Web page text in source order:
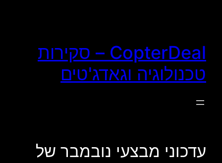
CopterDeal – סקירות
טכנולוגיה וגאדג'טים
עדכוני מבצעי נובמבר של